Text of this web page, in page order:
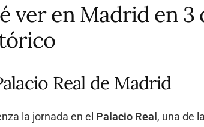
ver en Madrid en 3
Real de Madrid
la jornada en el Palacio Real , una de